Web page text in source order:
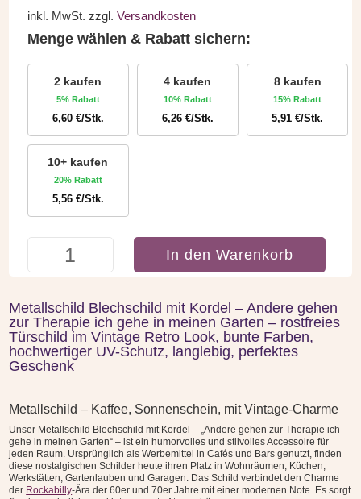
inkl. MwSt. zzgl. Versandkosten
Menge wählen & Rabatt sichern:
2 kaufen
5% Rabatt
6,60 €/Stk.
4 kaufen
10% Rabatt
6,26 €/Stk.
8 kaufen
15% Rabatt
5,91€/Stk.
10+ kaufen
20% Rabatt
5,56 €/Stk.
Metallschild
Therapie
Menge
In den Warenkorb
Metallschild Blechschild mit Kordel – Andere gehen
zur Therapie ich gehe in meinen Garten – rostfreies
Türschild im Vintage Retro Look, bunte Farben,
hochwertiger UV-Schutz, langlebig, perfektes
Geschenk
Metallschild – Kaffee, Sonnenschein, mit Vintage-Charme
Unser Metallschild Blechschild mit Kordel – „Andere gehen zur Therapie ich
gehe in meinen Garten“ – ist ein humorvolles und stilvolles Accessoire für
jeden Raum. Ursprünglich als Werbemittel in Cafés und Bars genutzt, finden
diese nostalgischen Schilder heute ihren Platz in Wohnräumen, Küchen,
Werkstätten, Gartenlauben und Garagen. Das Schild verbindet den Charme
der Rockabilly-Ära der 60er und 70er Jahre mit einer modernen Note. Es sorgt